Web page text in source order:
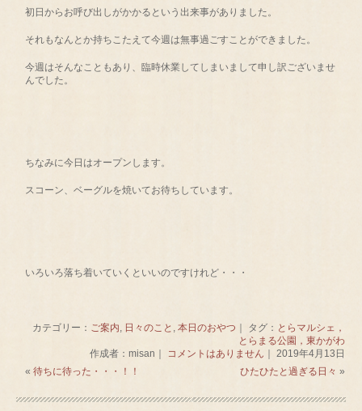
初日からお呼び出しがかかるという出来事がありました。
それもなんとか持ちこたえて今週は無事過ごすことができました。
今週はそんなこともあり、臨時休業してしまいまして申し訳ございませ
んでした。
ちなみに今日はオープンします。
スコーン、ベーグルを焼いてお待ちしています。
いろいろ落ち着いていくといいのですけれど・・・
カテゴリー： ご案内, 日々のこと , 本日のおやつ ｜ タグ： とらマルシェ，
とらまる公園，東かがわ
作成者：misan｜ コメントはありません ｜ 2019年4月13日
«待ちに待った・・・！！ ひたひたと過ぎる日々 »